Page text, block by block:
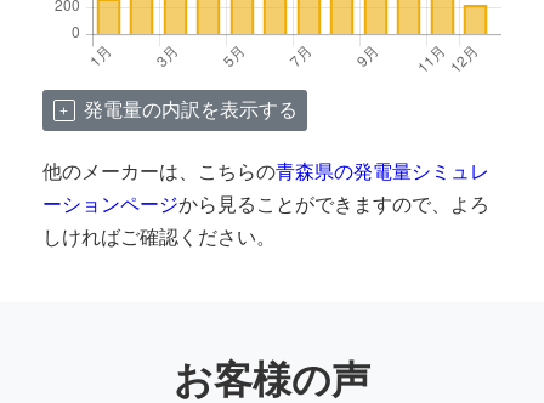
発電量の内訳を表示する
他のメーカーは、こちらの青森県の発電量シミュレ
ーションページから見ることができますので、よろ
しければご確認ください。
お客様の声